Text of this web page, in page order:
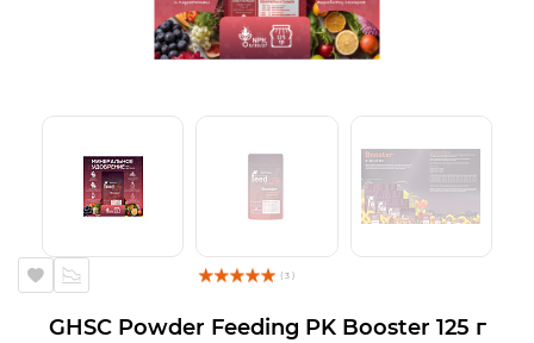
( 3 )
GHSC Powder Feeding PK Booster 125 г